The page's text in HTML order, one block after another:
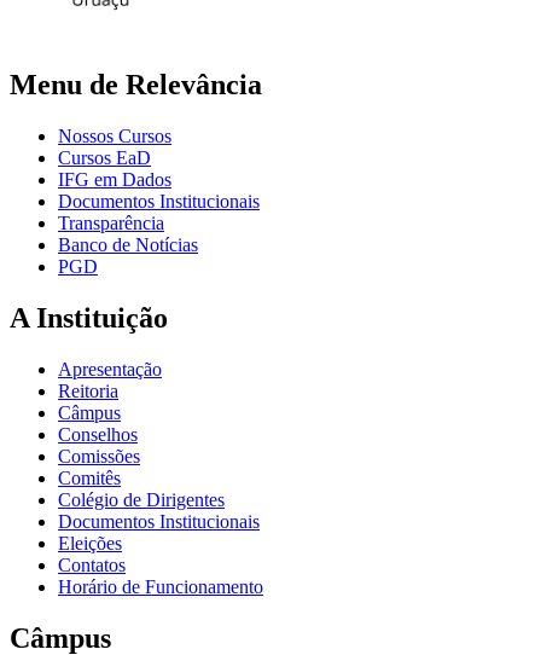
Menu de Relevância
Nossos Cursos
Cursos EaD
IFG em Dados
Documentos Institucionais
Transparência
Banco de Notícias
PGD
A Instituição
Apresentação
Reitoria
Câmpus
Conselhos
Comissões
Comitês
Colégio de Dirigentes
Documentos Institucionais
Eleições
Contatos
Horário de Funcionamento
Câmpus